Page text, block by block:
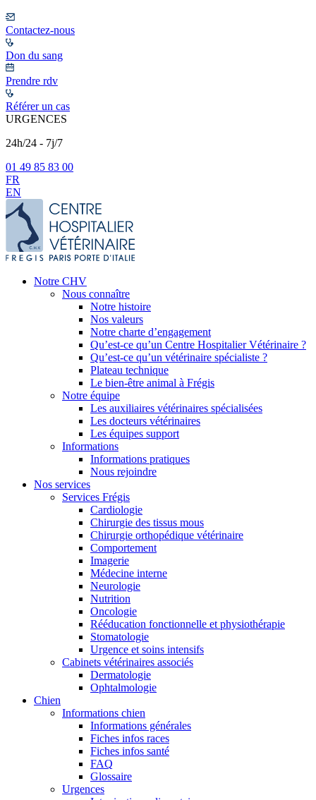
Contactez-nous
Don du sang
Prendre rdv
Référer un cas
URGENCES
24h/24 - 7j/7
01 49 85 83 00
FR
EN
Notre CHV
Nous connaître
Notre histoire
Nos valeurs
Notre charte d’engagement
Qu’est-ce qu’un Centre Hospitalier Vétérinaire ?
Qu’est-ce qu’un vétérinaire spécialiste ?
Plateau technique
Le bien-être animal à Frégis
Notre équipe
Les auxiliaires vétérinaires spécialisées
Les docteurs vétérinaires
Les équipes support
Informations
Informations pratiques
Nous rejoindre
Nos services
Services Frégis
Cardiologie
Chirurgie des tissus mous
Chirurgie orthopédique vétérinaire
Comportement
Imagerie
Médecine interne
Neurologie
Nutrition
Oncologie
Rééducation fonctionnelle et physiothérapie
Stomatologie
Urgence et soins intensifs
Cabinets vétérinaires associés
Dermatologie
Ophtalmologie
Chien
Informations chien
Informations générales
Fiches infos races
Fiches infos santé
FAQ
Glossaire
Urgences